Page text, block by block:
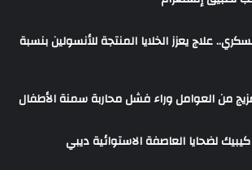
علاج يعزز الخلايا المنتجة للأنسولين بنسبة
مزيج من العوامل وراء فشل محاربة سمنة الأطفال
لضحايا العاصفة الاستوائية ديبي